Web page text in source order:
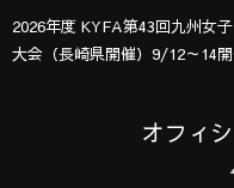
2026年度 KYFA第43回九州女
大会（長崎県開催）9/12～14
オフィ